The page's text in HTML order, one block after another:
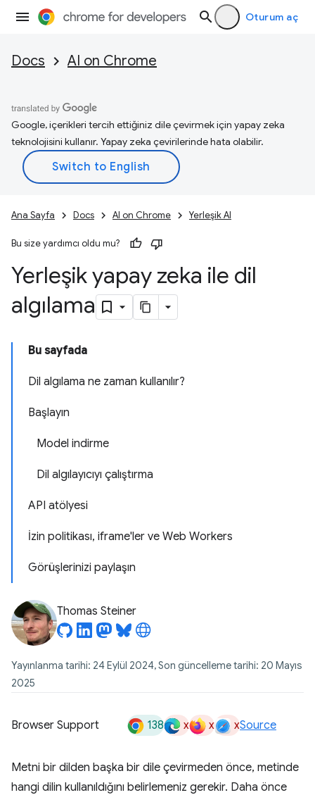
Oturum aç
Docs AI on Chrome
Google, içerikleri tercih ettiğiniz dile çevirmek için yapay zeka
teknolojisini kullanır. Yapay zeka çevirilerinde hata olabilir.
Ana Sayfa Docs AI on Chrome Yerleşik AI
Bu size yardımcı oldu mu?
Yerleşik yapay zeka ile dil
algılama
Bu sayfada
Dil algılama ne zaman kullanılır?
Başlayın
Model indirme
Dil algılayıcıyı çalıştırma
API atölyesi
İzin politikası, iframe'ler ve Web Workers
Görüşlerinizi paylaşın
Thomas Steiner
Yayınlanma tarihi: 24 Eylül 2024, Son güncelleme tarihi: 20 Mayıs
2025
Browser Support 138 x x xSource
Metni bir dilden başka bir dile çevirmeden önce, metinde
hangi dilin kullanıldığını belirlemeniz gerekir. Daha önce